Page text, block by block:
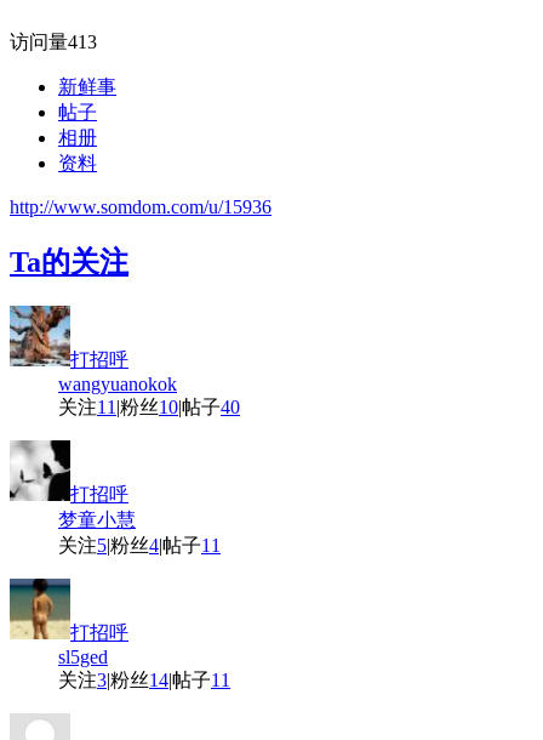
访问量413
新鲜事
帖子
相册
资料
http://www.somdom.com/u/15936
Ta的关注
打招呼
wangyuanokok
关注11 |粉丝10|帖子40
打招呼
梦童小慧
关注5|粉丝4|帖子11
打招呼
sl5ged
关注3|粉丝14|帖子11